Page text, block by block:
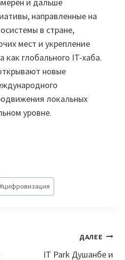
направленные на
в стране,
мест и укрепление
как глобального IT-хаба.
новые
локальных
уровне.
#цифровизация
ДАЛЕЕ
IT Park Душанбе и